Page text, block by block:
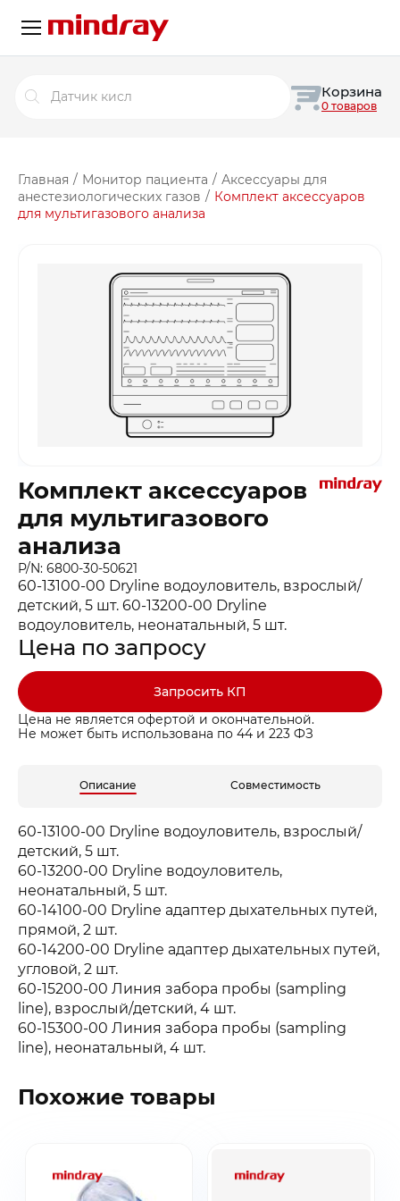
товаров
Корзина
0 товаров
Главная / Монитор пациента / Аксессуары для
анестезиологических газов / Комплект аксессуаров
для мультигазового анализа
Комплект аксессуаров
для мультигазового
анализа
P/N: 6800-30-50621
60-13100-00 Dryline водоуловитель, взрослый/
детский, 5 шт. 60-13200-00 Dryline
водоуловитель, неонатальный, 5 шт.
Цена по запросу
Запросить КП
Цена не является офертой и окончательной.
Не может быть использована по 44 и 223 ФЗ
Описание Совместимость
60-13100-00 Dryline водоуловитель, взрослый/
детский, 5 шт.
60-13200-00 Dryline водоуловитель,
неонатальный, 5 шт.
60-14100-00 Dryline адаптер дыхательных путей,
прямой, 2 шт.
60-14200-00 Dryline адаптер дыхательных путей,
угловой, 2 шт.
60-15200-00 Линия забора пробы (sampling
line), взрослый/детский, 4 шт.
60-15300-00 Линия забора пробы (sampling
line), неонатальный, 4 шт.
Похожие товары
Заказать звонок
Быстрая покупка
Выбранные товары